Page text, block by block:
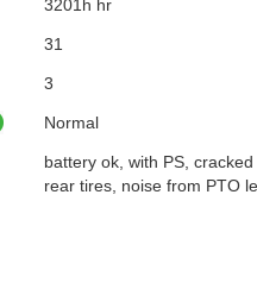
3201h hr
31
3
Normal
battery ok, with PS,
rear tires, noise from PTO